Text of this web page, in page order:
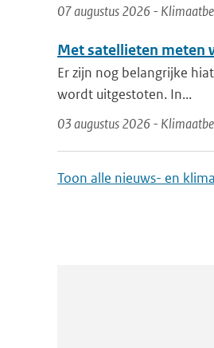
07 augustus 2026 -
Met satellieten meten
Er zijn nog belangrijke
wordt uitgestoten. In...
03 augustus 2026 -
Toon alle nieuws- en